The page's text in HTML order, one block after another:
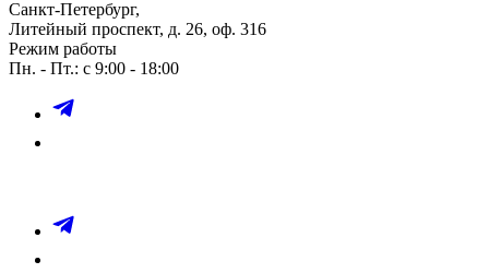
Санкт-Петербург,
Литейный проспект, д. 26, оф. 316
Режим работы
Пн. - Пт.: с 9:00 - 18:00